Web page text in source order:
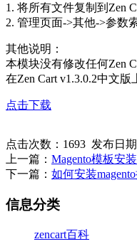
1. 将所有文件复制到Zen
2. 管理页面->其他->参数索
其他说明：
本模块没有修改任何Zen
在Zen Cart v1.3.0.2中文版
点击下载
点击次数： 1693 发布日
上一篇： Magento模板安
下一篇： 如何安装
信息分类
zencart百科